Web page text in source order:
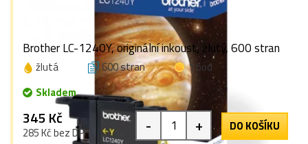
Brother LC-1240Y, originální inkoust, žlutý, 600 stran
žlutá 600 stran
1 bod
Skladem
345 Kč
285 Kč bez DPH - + DO KOŠÍKU